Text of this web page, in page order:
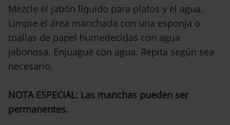
Mezcle el jabón líquido para platos y el agua.
Limpie el área manchada con una esponja o
toallas de papel humedecidas con agua
jabonosa. Enjuague con agua. Repita según sea
necesario.
NOTA ESPECIAL: Las manchas pueden ser
permanentes.